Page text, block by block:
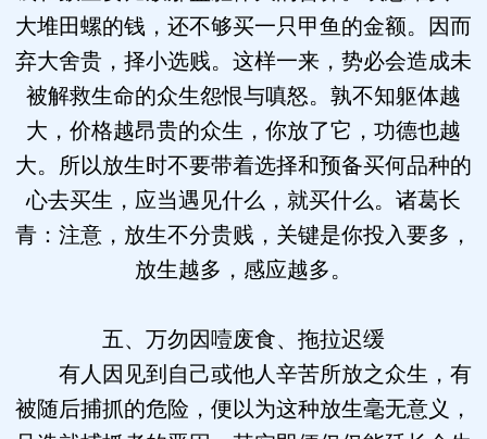
大堆田螺的钱，还不够买一只甲鱼的金额。因而
弃大舍贵，择小选贱。这样一来，势必会造成未
被解救生命的众生怨恨与嗔怒。孰不知躯体越
大，价格越昂贵的众生，你放了它，功德也越
大。所以放生时不要带着选择和预备买何品种的
心去买生，应当遇见什么，就买什么。诸葛长
青：注意，放生不分贵贱，关键是你投入要多，
放生越多，感应越多。
五、万勿因噎废食、拖拉迟缓
有人因见到自己或他人辛苦所放之众生，有
被随后捕抓的危险，便以为这种放生毫无意义，